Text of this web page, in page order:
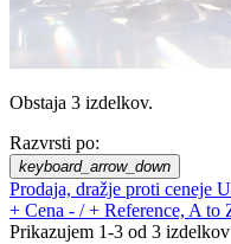
Obstaja 3 izdelkov.
Razvrsti po:
keyboard_arrow_down
Prodaja, dražje proti ceneje
+ Cena - / + Reference, A to
Prikazujem 1-3 od 3 izdelkov